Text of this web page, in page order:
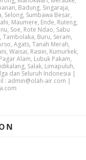
Badung, Singaraja,
Selong, Sumbawa Besar,
Maumere, Ende, Ruteng,
Soe, Rote Ndao, Sabu
Buru, Seram,
Agats, Tanah Merah,
Waisai, Rasiei, Kumurkek,
Alam, Lubuk Pakam,
Salak, Limapuluh,
dan Seluruh Indonesia |
: admin@olah-air.com |